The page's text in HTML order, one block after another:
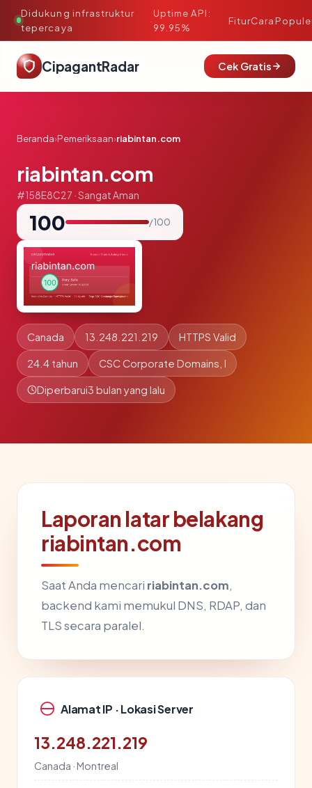
Didukung infrastruktur
tepercaya
·
Uptime API:
99.95%
FiturCara
CipagantRadar Cek Gratis
Beranda›Pemeriksaan›riabintan.com
riabintan.com
#158E8C27 · Sangat Aman
100 / 100
Canada 13.248.221.219 HTTPS Valid
24.4 tahun CSC Corporate Domains, I
Diperbarui3 bulan yang lalu
Laporan latar belakang
riabintan.com
Saat Anda mencari riabintan.com,
backend kami memukul DNS, RDAP, dan
TLS secara paralel.
Alamat IP · Lokasi Server
13.248.221.219
Canada · Montreal